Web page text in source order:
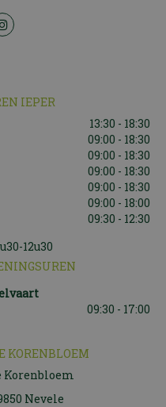
IEPER
13:30 - 18:30
09:00 - 18:30
09:00 - 18:30
09:00 - 18:30
09:00 - 18:30
09:00 - 18:00
09:30 - 12:30
12u30
09:30 - 17:00
KORENBLOEM
Korenbloem
Nevele